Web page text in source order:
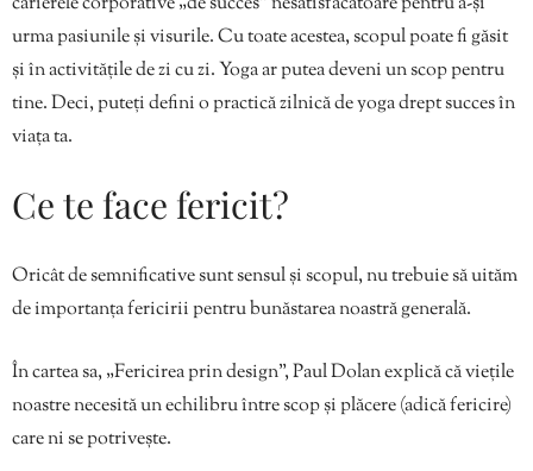
urma pasiunile și visurile. Cu toate acestea, scopul poate fi găsit
și în activitățile de zi cu zi. Yoga ar putea deveni un scop pentru
tine. Deci, puteți defini o practică zilnică de yoga drept succes în
viața ta.
Ce te face fericit?
Oricât de semnificative sunt sensul și scopul, nu trebuie să uităm
de importanța fericirii pentru bunăstarea noastră generală.
În cartea sa, „Fericirea prin design”, Paul Dolan explică că viețile
noastre necesită un echilibru între scop și plăcere (adică fericire)
care ni se potrivește.